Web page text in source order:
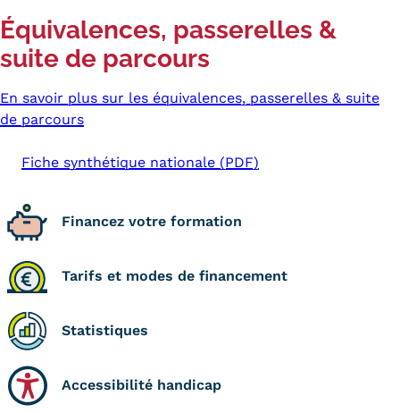
Kits communications Cnam
Équivalences, passerelles &
suite de parcours
En savoir plus sur les équivalences, passerelles & suite
de parcours
Fiche synthétique nationale (PDF)
Financez votre formation
Tarifs et modes de financement
Statistiques
Accessibilité handicap